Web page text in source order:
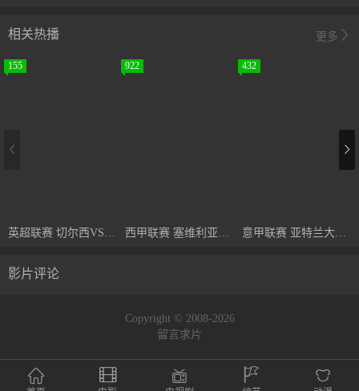
更多
相关热播
155
英超联赛 切尔西VS利物浦 20251005
922
西甲联赛 塞维利亚VS巴拉多利德 20240925
432
意甲联赛 亚特兰大VS科莫 20240925
影片评论
Copyright © 2008-2026
留言求片